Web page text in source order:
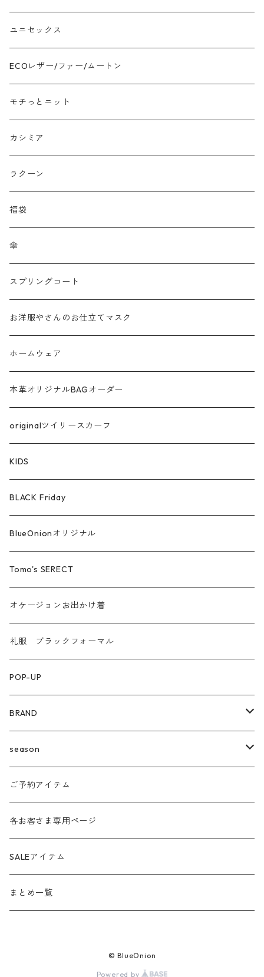
ツイード
ジャガード
接触冷感
プリント柄物
刺繍レース
メッシュ
チュール
フリンジ フェザー
シャギー
ラメ
サテン
綿ローン
シルケットコットン
ファー ムートン
汗染み防止
ユニセックス
ECOレザー/ファー/ムートン
モチっとニット
カシミア
ラクーン
福袋
傘
スプリングコート
お洋服やさんのお仕立てマスク
ホームウェア
本革オリジナルBAGオーダー
originalツイリースカーフ
KIDS
BLACK Friday
BlueOnionオリジナル
Tomo's SERECT
オケージョンお出かけ着
礼服 ブラックフォーマル
POP-UP
BRAND
agnost
amo
anana
ante aciem
any
season
24ss
24aw
25ss
25aw
ご予約アイテム
各お客さま専用ページ
SALEアイテム
まとめ一覧
© BlueOnion
Powered by